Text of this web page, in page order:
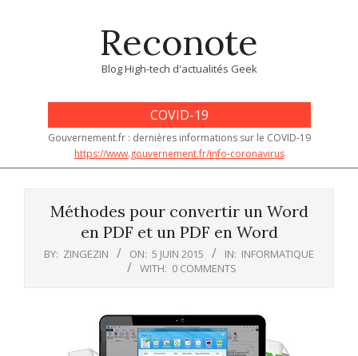
Reconote
Blog High-tech d'actualités Geek
COVID-19
Gouvernement.fr : dernières informations sur le COVID-19
https://www.gouvernement.fr/info-coronavirus
Méthodes pour convertir un Word
en PDF et un PDF en Word
BY: ZINGEZIN ON: 5 JUIN 2015 IN: INFORMATIQUE
WITH: 0 COMMENTS